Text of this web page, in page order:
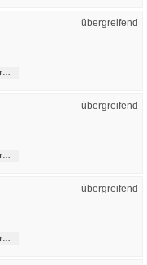
übergreifend
übergreifend
übergreifend